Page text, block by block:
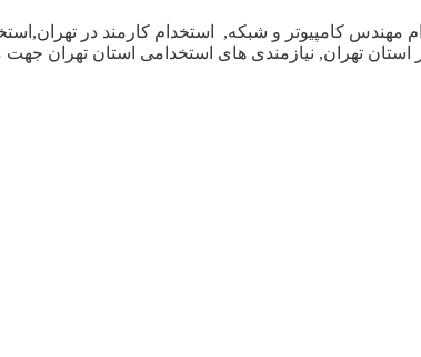
کامپیوتر و شبکه, استخدام کارمند در
استان تهران, نیازمندی های استخدامی استان تهران